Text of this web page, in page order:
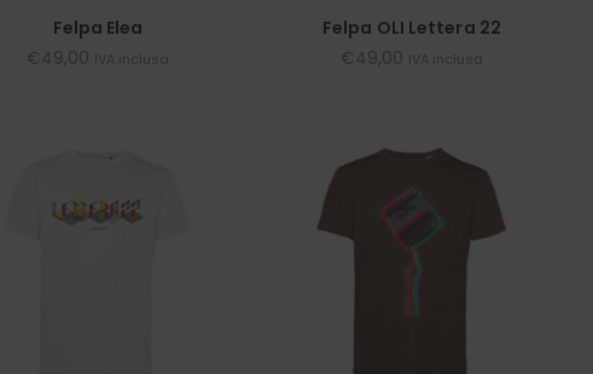
Felpa Elea
€49,00 IVA inclusa
Felpa OLI Lettera 22
€49,00 IVA inclusa